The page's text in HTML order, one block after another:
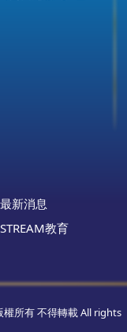
最新消息
STREAM教育
所有 不得轉載 All rights